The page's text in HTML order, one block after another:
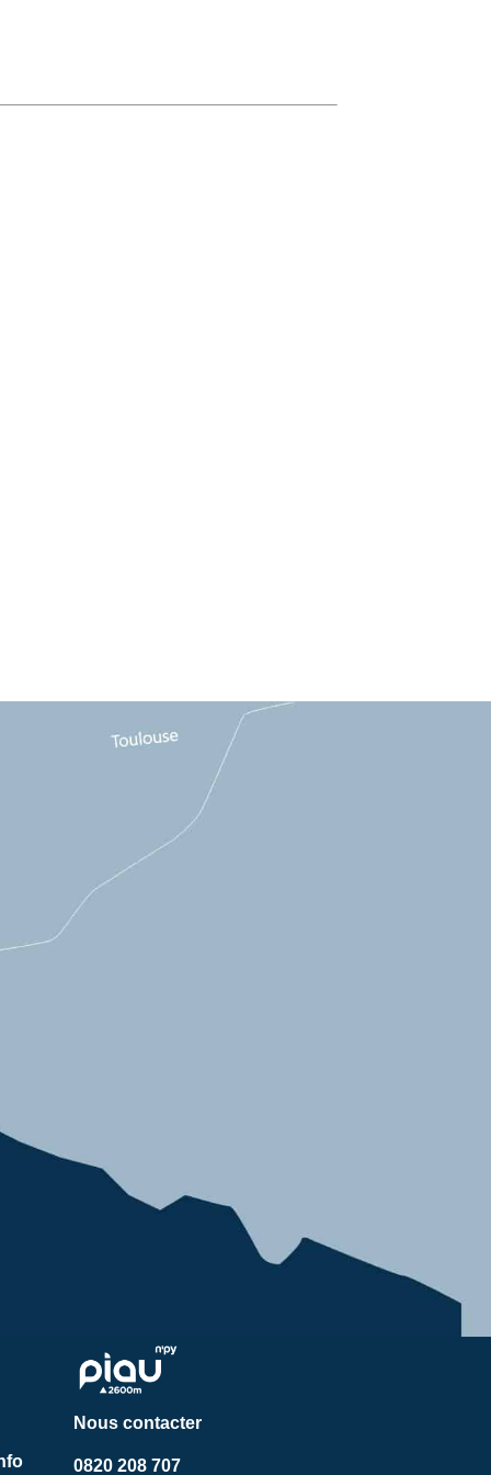
Nous contacter
0820 208 707